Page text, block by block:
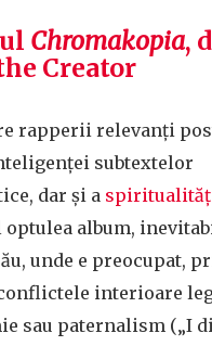
Chromakopia,
Creator
rapperii relevanți
subtextelor
dar și a
optulea album,
unde e preocupat,
interioare
sau paternalism („I